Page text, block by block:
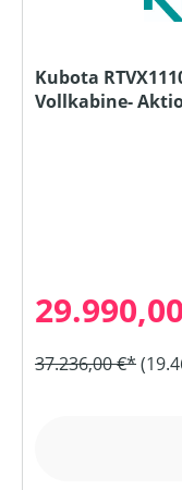
Kubota
Vollkabine-
37.236,00 €*